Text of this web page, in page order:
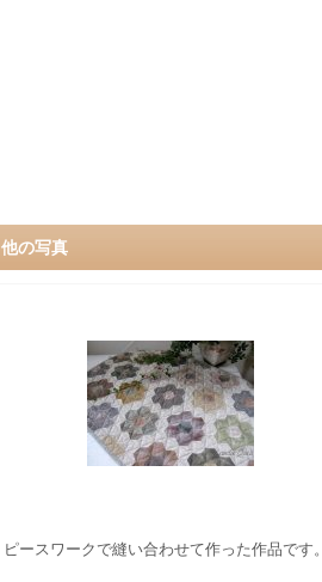
他の写真
ピースワークで縫い合わせて作った作品です。